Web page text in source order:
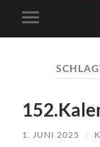
Mobile-
Menü
1. JUNI 2025 /